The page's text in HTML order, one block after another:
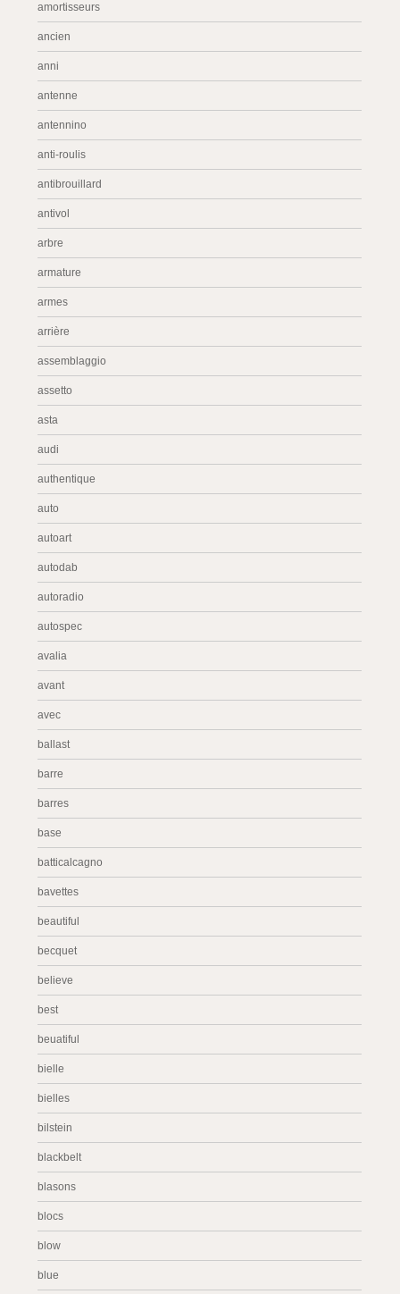
amortisseurs
ancien
anni
antenne
antennino
anti-roulis
antibrouillard
antivol
arbre
armature
armes
arrière
assemblaggio
assetto
asta
audi
authentique
auto
autoart
autodab
autoradio
autospec
avalia
avant
avec
ballast
barre
barres
base
batticalcagno
bavettes
beautiful
becquet
believe
best
beuatiful
bielle
bielles
bilstein
blackbelt
blasons
blocs
blow
blue